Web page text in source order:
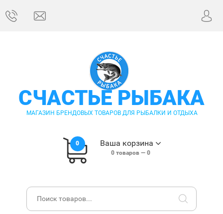
СЧАСТЬЕ РЫБАКА
МАГАЗИН БРЕНДОВЫХ ТОВАРОВ ДЛЯ РЫБАЛКИ И ОТДЫХА
0 Ваша корзина
0товаров — 0